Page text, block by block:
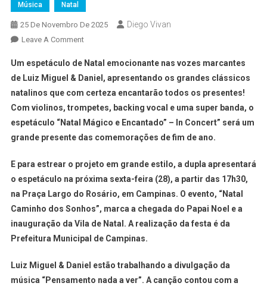
Música Natal
25 De Novembro De 2025 Diego Vivan
Leave A Comment
Um espetáculo de Natal emocionante nas vozes marcantes
de Luiz Miguel & Daniel, apresentando os grandes clássicos
natalinos que com certeza encantarão todos os presentes!
Com violinos, trompetes, backing vocal e uma super banda, o
espetáculo “Natal Mágico e Encantado” – In Concert” será um
grande presente das comemorações de fim de ano.
E para estrear o projeto em grande estilo, a dupla apresentará
o espetáculo na próxima sexta-feira (28), a partir das 17h30,
na Praça Largo do Rosário, em Campinas. O evento, “Natal
Caminho dos Sonhos”, marca a chegada do Papai Noel e a
inauguração da Vila de Natal. A realização da festa é da
Prefeitura Municipal de Campinas.
Luiz Miguel & Daniel estão trabalhando a divulgação da
música “Pensamento nada a ver”. A canção contou com a